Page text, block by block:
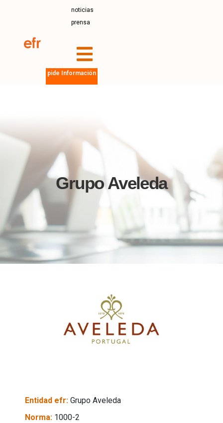
noticias
prensa
pide Información
Grupo Aveleda
Entidad efr: Grupo Aveleda
Norma: 1000-2